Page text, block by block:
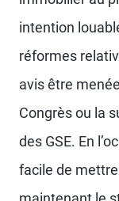
intention
réformes
avis être
Congrès ou la
des GSE. En
facile de